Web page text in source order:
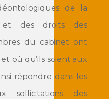
de la
et des droits des
du cabinet ont
où qu’ils soient aux
répondre dans les
sollicitations des